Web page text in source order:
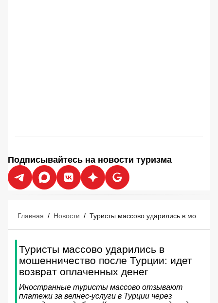
Подписывайтесь на новости туризма
Главная / Новости /
Туристы массово ударились в
мошенничество после Турции: идет
возврат оплаченных денег
Иностранные туристы массово отзывают
платежи за велнес-услуги в Турции через